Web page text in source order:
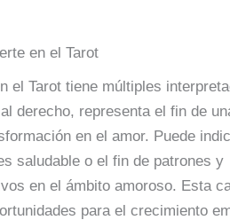
en el Tarot
el Tarot tiene múltiples
derecho, representa el fin de
en el amor. Puede
saludable o el fin de patrones y
en el ámbito amoroso. Esta
para el crecimiento